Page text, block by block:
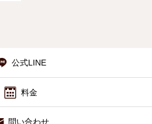
公式LINE
料金
問い合わせ